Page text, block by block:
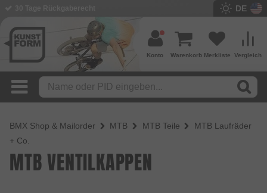
DE
Vergleich
Merkliste
Warenkorb
Konto
BMX Shop & Mailorder MTB MTB Teile
MTB Laufräder
+ Co.
MTB VENTILKAPPEN